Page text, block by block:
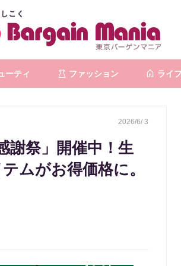
ーティ ファッション ライフ
2026/6/ 3
謝祭」開催中！生
ムがお得価格に。